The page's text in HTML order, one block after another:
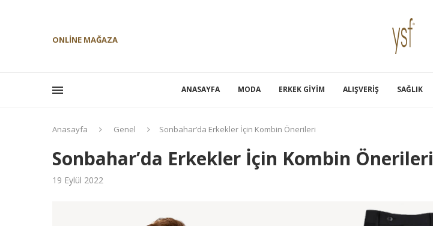
ONLINE MAĞAZA
ANASAYFA MODA ERKEK GIYIM ALIŞVERIŞ SAĞLIK
Anasayfa Genel Sonbahar’da Erkekler İçin Kombin Önerileri
Sonbahar’da Erkekler İçin Kombin Önerileri
19 Eylül 2022